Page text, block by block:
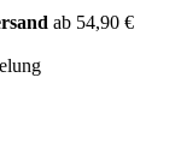
ab 54,90 €